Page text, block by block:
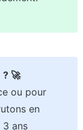
ou pour
en
ans